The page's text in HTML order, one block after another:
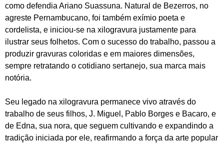
como defendia Ariano Suassuna. Natural de Bezerros, no
agreste Pernambucano, foi também exímio poeta e
cordelista, e iniciou-se na xilogravura justamente para
ilustrar seus folhetos. Com o sucesso do trabalho, passou a
produzir gravuras coloridas e em maiores dimensões,
sempre retratando o cotidiano sertanejo, sua marca mais
notória.
Seu legado na xilogravura permanece vivo através do
trabalho de seus filhos, J. Miguel, Pablo Borges e Bacaro, e
de Edna, sua nora, que seguem cultivando e expandindo a
tradição iniciada por ele, reafirmando a força da arte popular